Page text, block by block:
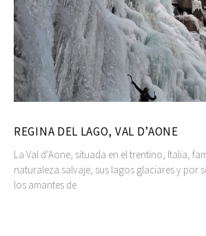
REGINA DEL LAGO, VAL D’AONE
La Val d’Aone, situada en el trentino, Italia,
naturaleza salvaje, sus lagos glaciares y por
los amantes de